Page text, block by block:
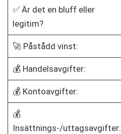
✅ Är det en bluff eller
legitim?
🚀 Påstådd vinst:
💰 Handelsavgifter:
💰 Kontoavgifter:
💰
Insättnings-/uttagsavgifter: